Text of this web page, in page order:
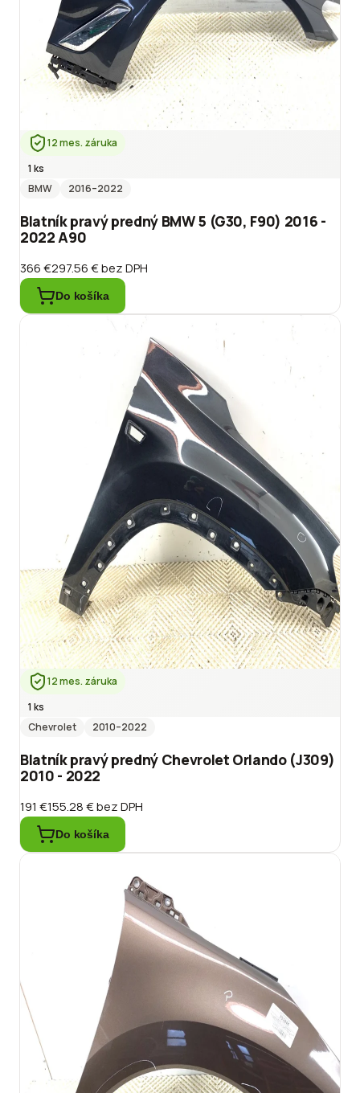
12 mes. záruka
1 ks
BMW
2016–2022
Blatník pravý predný BMW 5 (G30, F90) 2016 -
2022 A90
366 €297.56 €bez DPH
Do košíka
12 mes. záruka
1 ks
Chevrolet
2010–2022
Blatník pravý predný Chevrolet Orlando (J309)
2010 - 2022
191 €155.28 €bez DPH
Do košíka